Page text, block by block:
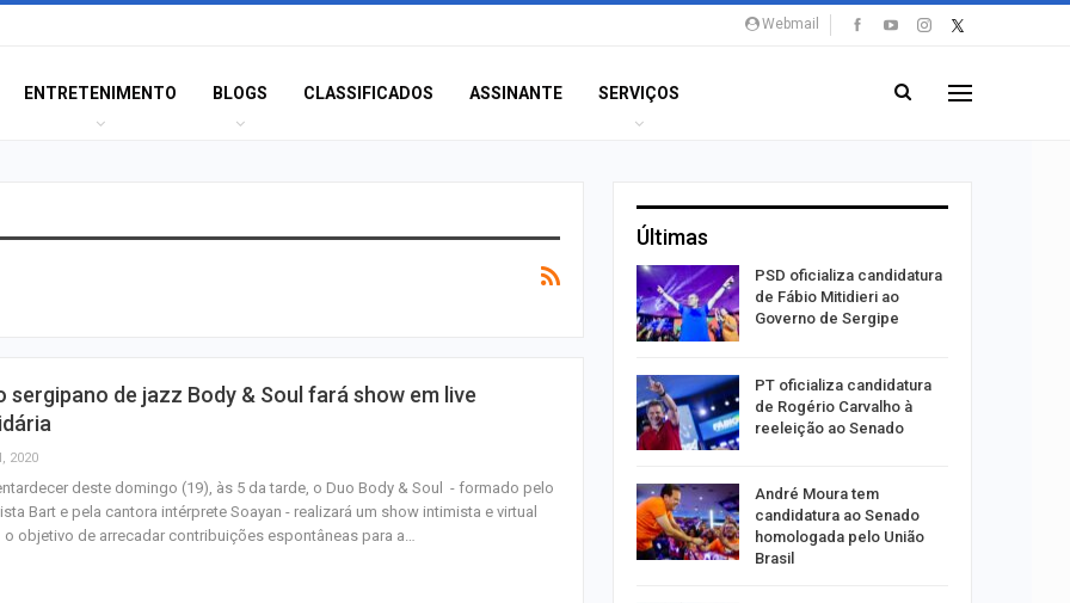
Webmail
ENTRETENIMENTO BLOGS CLASSIFICADOS ASSINANTE SERVIÇOS
sergipano de jazz Body & Soul fará show em live
2020
deste domingo (19), às 5 da tarde, o Duo Body & Soul - formado pelo
Bart e pela cantora intérprete Soayan - realizará um show intimista e virtual
o objetivo de arrecadar contribuições espontâneas para a…
Últimas
Idoso sofre mal súbito e
Prouni 2026: divulgado o
resultado de nova
Produção de petróleo em
Sergipe aumentou 1,7% em
junho
PSD oficializa candidatura
de Fábio Mitidieri ao
Governo de Sergipe
PT oficializa candidatura
de Rogério Carvalho à
reeleição ao Senado
André Moura tem
candidatura ao Senado
homologada pelo União
Brasil